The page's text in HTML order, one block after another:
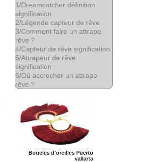
1/Dreamcatcher définition
signification
2/Légende capteur de rêve
3/Comment faire un attrape
rêve ?
4/Capteur de rêve signification
5/Attrapeur de rêve
signification
6/Où accrocher un attrape
rêve ?
Boucles d'oreilles Puerto
vallarta